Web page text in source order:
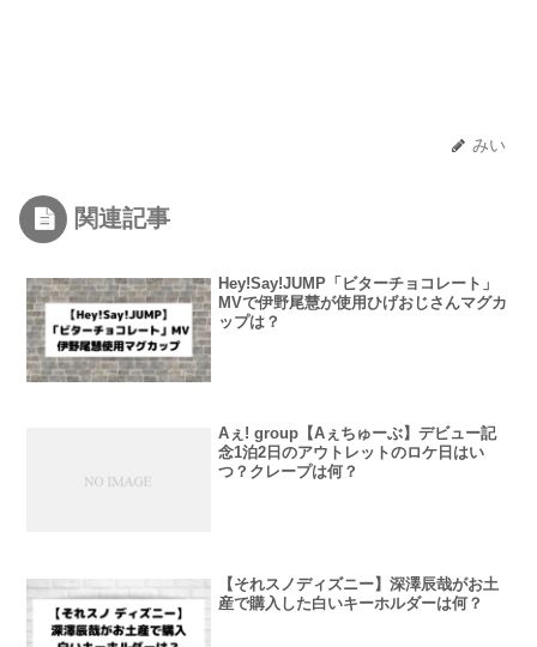
みい
関連記事
Hey!Say!JUMP「ビターチョコレート」
MVで伊野尾慧が使用ひげおじさんマグカ
ップは？
Aぇ! group【Aぇちゅーぶ】デビュー記
念1泊2日のアウトレットのロケ日はい
つ？クレープは何？
【それスノディズニー】深澤辰哉がお土
産で購入した白いキーホルダーは何？